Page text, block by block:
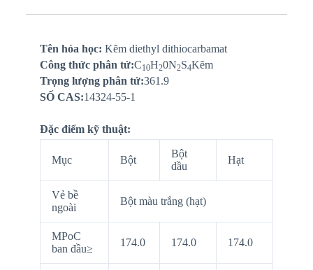
Tên hóa học: Kẽm diethyl dithiocarbamat
Công thức phân tử:C10H20N2S4Kẽm
Trọng lượng phân tử:361.9
SỐ CAS:14324-55-1
Đặc điểm kỹ thuật:
Mục Bột
Bột
dầu
Hạt
Vẻ bề
ngoài
Bột màu trắng (hạt)
MPοC
ban đầu≥
174.0 174.0 174.0